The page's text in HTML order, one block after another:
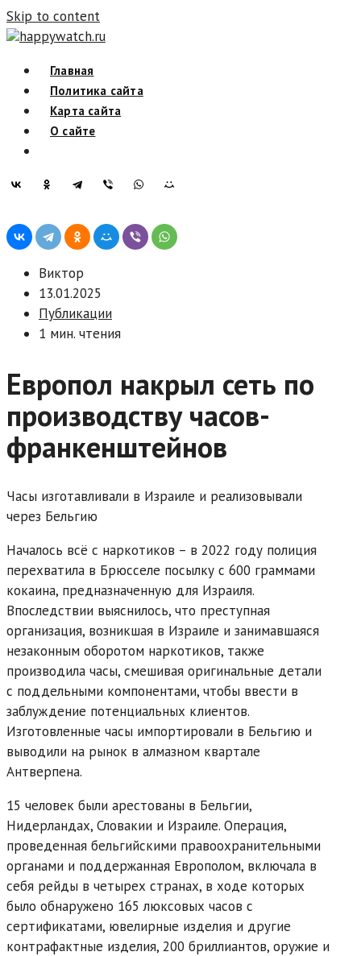
Skip to content
happywatch.ru
Главная
Политика сайта
Карта сайта
О сайте
Виктор
13.01.2025
Публикации
1 мин. чтения
Европол накрыл сеть по
производству часов-
франкенштейнов
Часы изготавливали в Израиле и реализовывали
через Бельгию
Началось всё с наркотиков – в 2022 году полиция
перехватила в Брюсселе посылку с 600 граммами
кокаина, предназначенную для Израиля.
Впоследствии выяснилось, что преступная
организация, возникшая в Израиле и занимавшаяся
незаконным оборотом наркотиков, также
производила часы, смешивая оригинальные детали
с поддельными компонентами, чтобы ввести в
заблуждение потенциальных клиентов.
Изготовленные часы импортировали в Бельгию и
выводили на рынок в алмазном квартале
Антверпена.
15 человек были арестованы в Бельгии,
Нидерландах, Словакии и Израиле. Операция,
проведенная бельгийскими правоохранительными
органами и поддержанная Европолом, включала в
себя рейды в четырех странах, в ходе которых
было обнаружено 165 люксовых часов с
сертификатами, ювелирные изделия и другие
контрафактные изделия, 200 бриллиантов, оружие и